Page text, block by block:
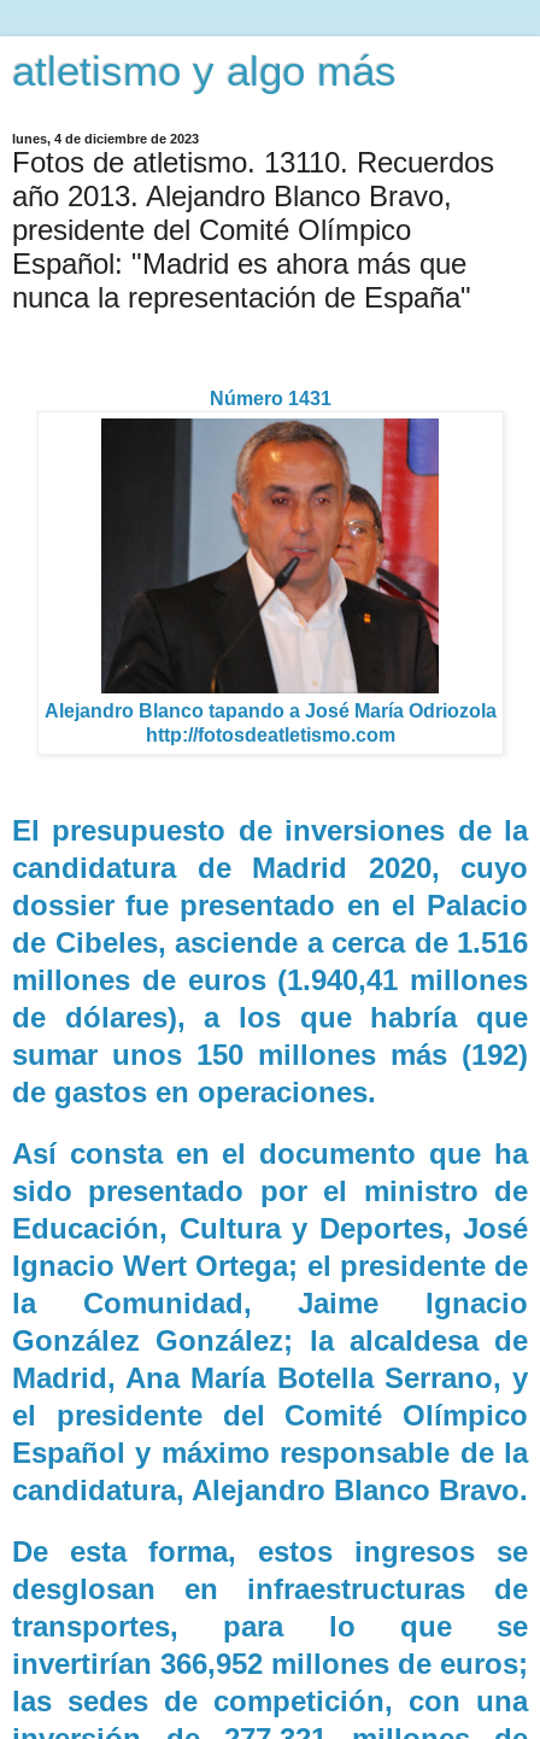
atletismo y algo más
lunes, 4 de diciembre de 2023
Fotos de atletismo. 13110. Recuerdos
año 2013. Alejandro Blanco Bravo,
presidente del Comité Olímpico
Español: "Madrid es ahora más que
nunca la representación de España"
Número 1431
Alejandro Blanco tapando a José María Odriozola
http://fotosdeatletismo.com
El presupuesto de inversiones de la
candidatura de Madrid 2020, cuyo
dossier fue presentado en el Palacio
de Cibeles, asciende a cerca de 1.516
millones de euros (1.940,41 millones
de dólares), a los que habría que
sumar unos 150 millones más (192)
de gastos en operaciones.
Así consta en el documento que ha
sido presentado por el ministro de
Educación, Cultura y Deportes, José
Ignacio Wert Ortega; el presidente de
la Comunidad, Jaime Ignacio
González González; la alcaldesa de
Madrid, Ana María Botella Serrano, y
el presidente del Comité Olímpico
Español y máximo responsable de la
candidatura, Alejandro Blanco Bravo.
De esta forma, estos ingresos se
desglosan en infraestructuras de
transportes, para lo que se
invertirían 366,952 millones de euros;
las sedes de competición, con una